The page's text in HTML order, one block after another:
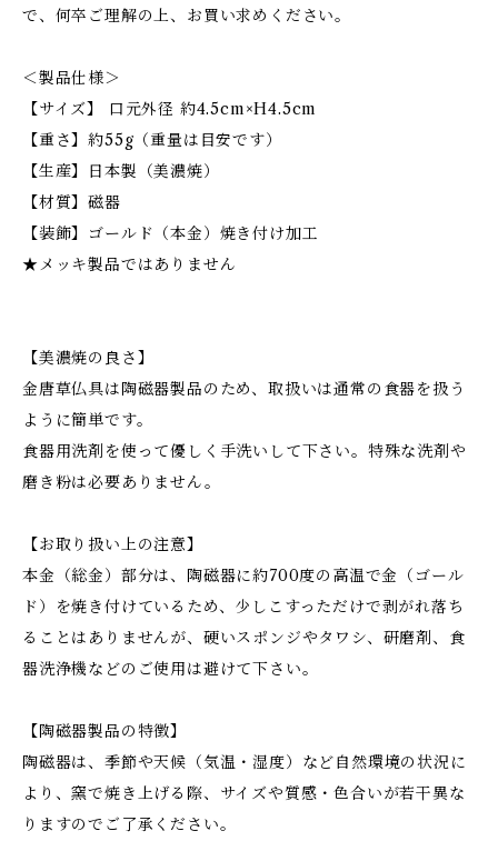
で、何卒ご理解の上、お買い求めください。
＜製品仕様＞
【サイズ】 口元外径 約4.5cm×H4.5cm
【重さ】約55g（重量は目安です）
【生産】日本製（美濃焼）
【材質】磁器
【装飾】ゴールド（本金）焼き付け加工
★メッキ製品ではありません
【美濃焼の良さ】
金唐草仏具は陶磁器製品のため、取扱いは通常の食器を扱う
ように簡単です。
食器用洗剤を使って優しく手洗いして下さい。特殊な洗剤や
磨き粉は必要ありません。
【お取り扱い上の注意】
本金（総金）部分は、陶磁器に約700度の高温で金（ゴール
ド）を焼き付けているため、少しこすっただけで剥がれ落ち
ることはありませんが、硬いスポンジやタワシ、研磨剤、食
器洗浄機などのご使用は避けて下さい。
【陶磁器製品の特徴】
陶磁器は、季節や天候（気温・湿度）など自然環境の状況に
より、窯で焼き上げる際、サイズや質感・色合いが若干異な
りますのでご了承ください。